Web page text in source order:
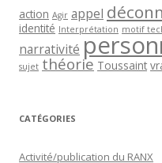
action Agir appel
identité Interprétation motif
narrativité
sujet théorie Toussaint
CATÉGORIES
Activité/publication du RANX